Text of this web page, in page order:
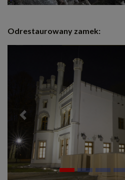
Odrestaurowany zamek:
Previous